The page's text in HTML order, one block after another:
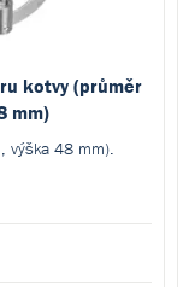
kotvy (průměr
mm)
výška 48 mm).